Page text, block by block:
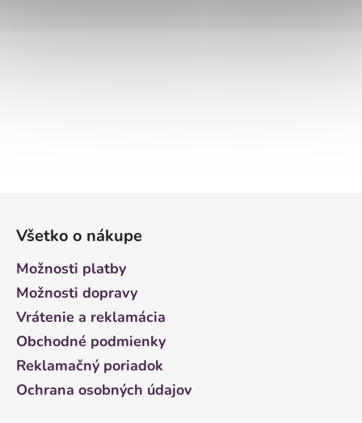
Všetko o nákupe
Možnosti platby
Možnosti dopravy
Vrátenie a reklamácia
Obchodné podmienky
Reklamačný poriadok
Ochrana osobných údajov